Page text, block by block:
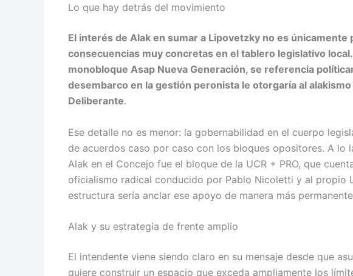
Lo que hay detrás del movimiento
El interés de Alak en sumar a Lipovetzky no es
consecuencias muy concretas en el tablero legislativo
monobloque Asap Nueva Generación, se referencia
desembarco en la gestión peronista le otorgaría al
Deliberante.
Ese detalle no es menor: la gobernabilidad en el cuerpo
de acuerdos caso por caso con los bloques opositores. A lo
Alak en el Concejo fue el bloque de la UCR + PRO, que
oficialismo radical conducido por Pablo Nicoletti y al propio
estructura sería anclar ese apoyo de manera más
Alak y su estrategia de frente amplio
El intendente viene siendo claro en su mensaje desde que
quiere construir un espacio que exceda ampliamente los